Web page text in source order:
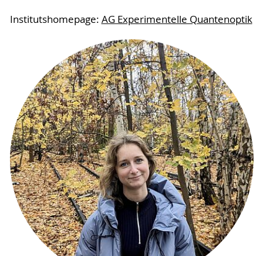
Institutshomepage: AG Experimentelle Quantenoptik